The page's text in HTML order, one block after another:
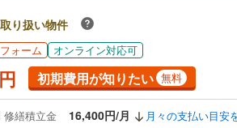
り扱い物件
ォーム オンライン対応可
初期費用が知りたい 無料
修繕積立金 16,400円/月
月々の支払い目安